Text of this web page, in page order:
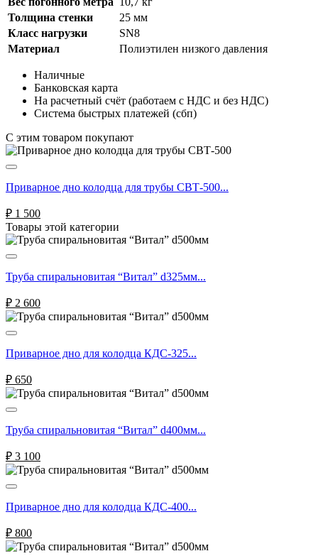
Толщина стенки
25 мм
Класс нагрузки
SN8
Материал
Полиэтилен низкого давления
Наличные
Банковская карта
На расчетный счёт (работаем с НДС и без НДС)
Система быстрых платежей (сбп)
C этим товаром покупают
Приварное дно колодца для трубы СВТ-500...
₽ 1 500
Товары этой категории
Труба спиральновитая “Витал” d325мм...
₽ 2 600
Приварное дно для колодца КДС-325...
₽ 650
Труба спиральновитая “Витал” d400мм...
₽ 3 100
Приварное дно для колодца КДС-400...
₽ 800